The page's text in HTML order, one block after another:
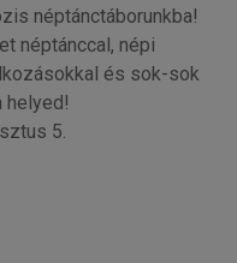
néptánctáborunkba!
néptánccal, népi
és sok-sok
helyed!
5.